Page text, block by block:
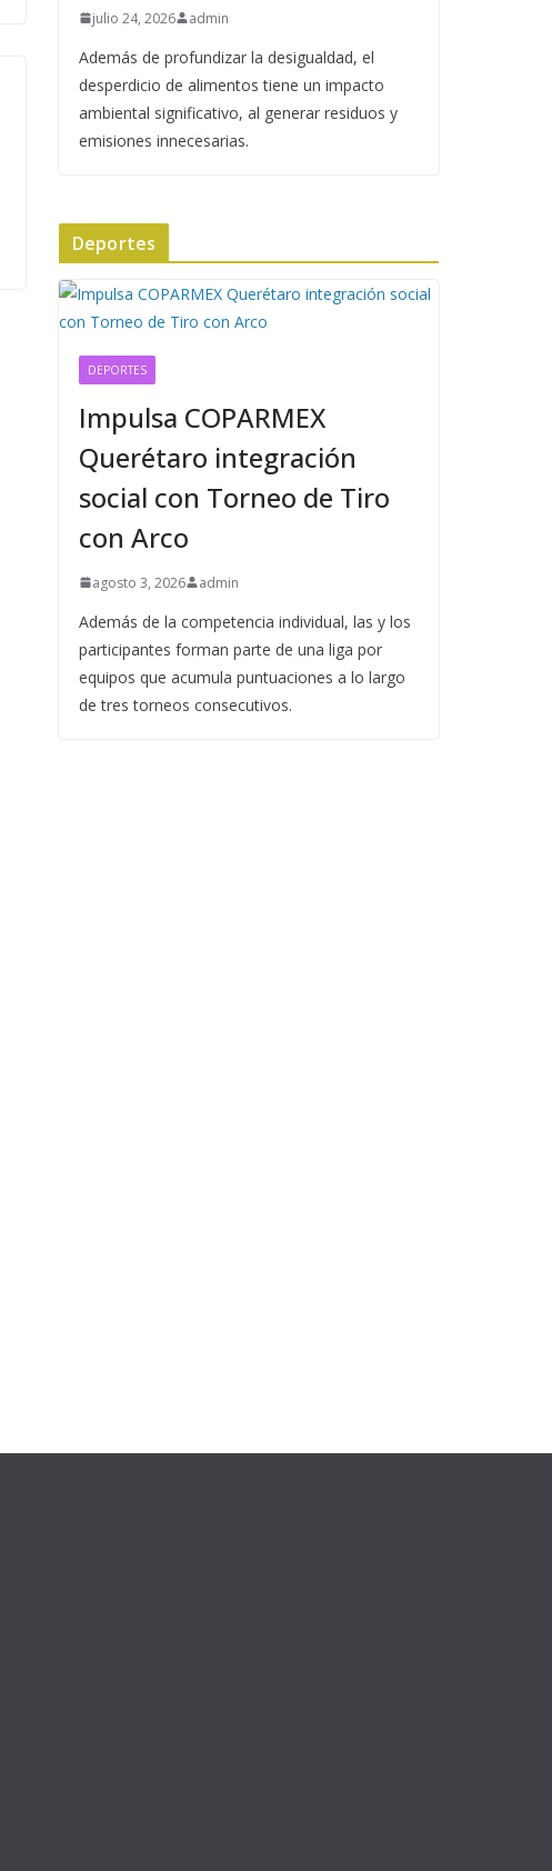
julio 24, 2026 admin
Además de profundizar la desigualdad, el
desperdicio de alimentos tiene un impacto
ambiental significativo, al generar residuos y
emisiones innecesarias.
Deportes
DEPORTES
Impulsa COPARMEX
Querétaro integración
social con Torneo de Tiro
con Arco
agosto 3, 2026 admin
Además de la competencia individual, las y los
participantes forman parte de una liga por
equipos que acumula puntuaciones a lo largo
de tres torneos consecutivos.